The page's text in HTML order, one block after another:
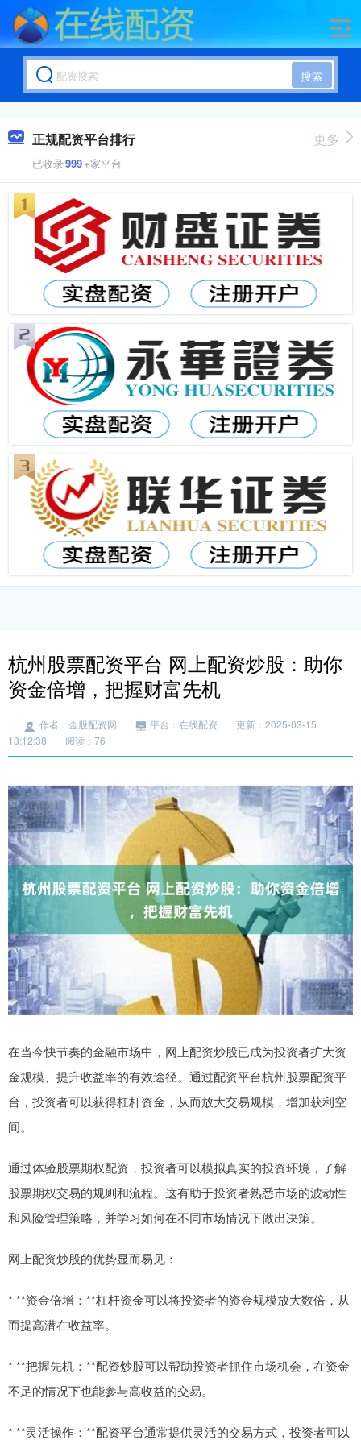
搜索
正规配资平台排行
已收录999+家平台
更多
杭州股票配资平台 网上配资炒股：助你
资金倍增，把握财富先机
作者：金股配资网 平台：在线配资
更新：2025-03-15
13:12:38
阅读：76
在当今快节奏的金融市场中，网上配资炒股已成为投资者扩大资
金规模、提升收益率的有效途径。通过配资平台杭州股票配资平
台，投资者可以获得杠杆资金，从而放大交易规模，增加获利空
间。
通过体验股票期权配资，投资者可以模拟真实的投资环境，了解
股票期权交易的规则和流程。这有助于投资者熟悉市场的波动性
和风险管理策略，并学习如何在不同市场情况下做出决策。
网上配资炒股的优势显而易见：
* **资金倍增：**杠杆资金可以将投资者的资金规模放大数倍，从
而提高潜在收益率。
* **把握先机：**配资炒股可以帮助投资者抓住市场机会，在资金
不足的情况下也能参与高收益的交易。
* **灵活操作：**配资平台通常提供灵活的交易方式，投资者可以